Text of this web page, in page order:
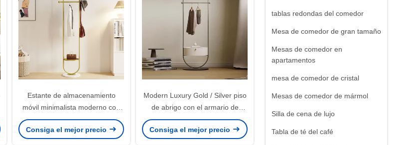
tablas redondas del comedor
Mesa de comedor de gran tamaño
Mesas de comedor en
apartamentos
mesa de comedor de cristal
Mesas de comedor de mármol
Silla de cena de lujo
Tabla de té del café
Estante de almacenamiento
móvil minimalista moderno con
ruedas
Consiga el mejor precio
Modern Luxury Gold / Silver piso
de abrigo con el armario de
almacenamiento
Consiga el mejor precio